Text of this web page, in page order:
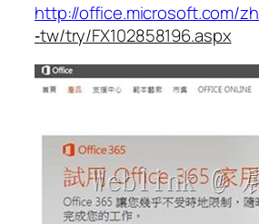
http://office.microsoft.com/zh
‐tw/try/FX102858196.aspx